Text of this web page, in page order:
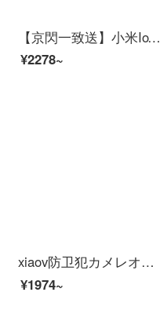
【京閃一致送】小米IoT米家xiaov米家apレインテジョンビディオカメレオン監視HD室内配線360°パノラマ防侵カメラA 1 m家款无1080 p 2.8 mm
¥2278~
xiaov防卫犯カメレオンテテテテテンビトオカメオプロウトア室外防尘防水连マホリモトでHD夜視家庭用モニナイトオンラインオンラインオンライン音声対xikaov
¥1974~